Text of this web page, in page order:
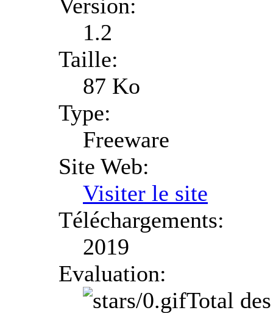
Version:
1.2
Taille:
87 Ko
Type:
Freeware
Site Web:
Visiter le site
Téléchargements:
2019
Evaluation:
Total